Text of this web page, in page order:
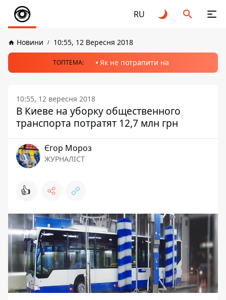
RU
Новини 10:55, 12 Вересня 2018
ТОПТЕМА: Як не потрапити на
10:55, 12 вересня 2018
В Киеве на уборку общественного
транспорта потратят 12,7 млн грн
Єгор Мороз
ЖУРНАЛІСТ
👍